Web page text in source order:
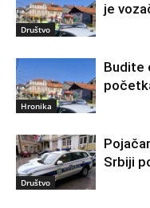
Društvo
je
Hronika
Budite
Društvo
Srbiji